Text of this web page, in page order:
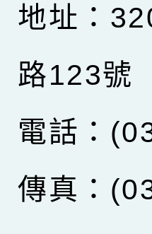
地址：
路123號
電話：
傳真：